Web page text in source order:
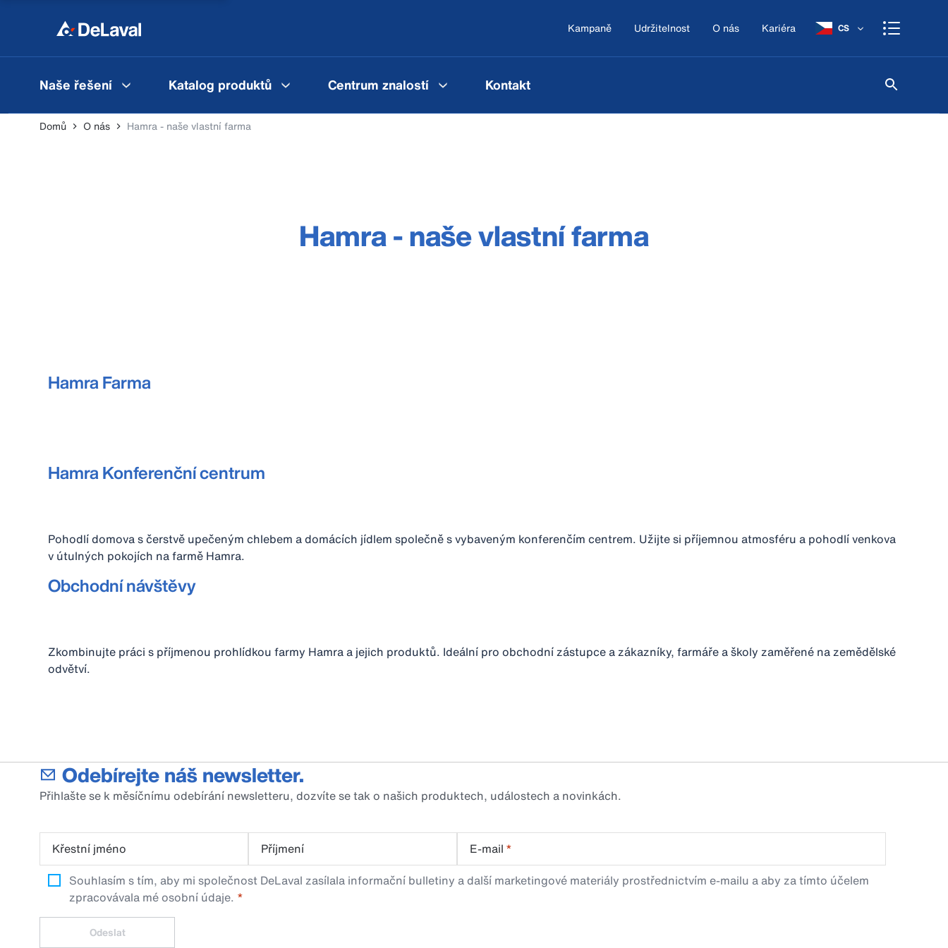
Kampaně Udržitelnost O nás Kariéra CS
Naše řešení Katalog produktů Centrum znalostí Kontakt
Domů O nás Hamra - naše vlastní farma
Hamra - naše vlastní farma
Hamra Farma
Hamra Konferenční centrum
Pohodlí domova s čerstvě upečeným chlebem a domácích jídlem společně s vybaveným konferenčím centrem. Užijte si příjemnou atmosféru a pohodlí venkova
v útulných pokojích na farmě Hamra.
Obchodní návštěvy
Zkombinujte práci s příjmenou prohlídkou farmy Hamra a jejich produktů. Ideální pro obchodní zástupce a zákazníky, farmáře a školy zaměřené na zemědělské
odvětví.
Odebírejte náš newsletter.
Přihlašte se k měsíčnímu odebírání newsletteru, dozvíte se tak o našich produktech, událostech a novinkách.
Křestní jméno Příjmení E-mail *
Souhlasím s tím, aby mi společnost DeLaval zasílala informační bulletiny a další marketingové materiály prostřednictvím e-mailu a aby za tímto účelem
zpracovávala mé osobní údaje.
Odeslat